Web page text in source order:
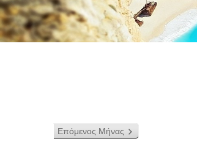
Επόμενος Μήνας